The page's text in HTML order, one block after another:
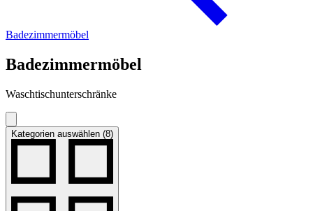
Badezimmermöbel
Badezimmermöbel
Waschtischunterschränke
Kategorien auswählen (8)